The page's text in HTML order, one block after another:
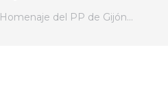
Homenaje del PP de Gijón…